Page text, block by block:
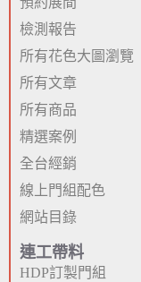
檢測報告
所有花色大圖瀏覽
所有文章
所有商品
精選案例
全台經銷
線上門組配色
網站目錄
連工帶料
HDP訂製門組